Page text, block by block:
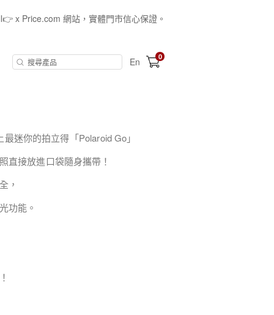
x Price.com 網站，實體門市信心保證。
En 0
迷你的拍立得「Polaroid Go」
直接放進口袋隨身攜帶！
，
功能。